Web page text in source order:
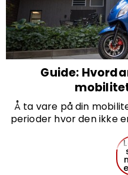
Guide:
Å ta vare på din
perioder hvor den ikke
og råd for å oppbevare
måte for å